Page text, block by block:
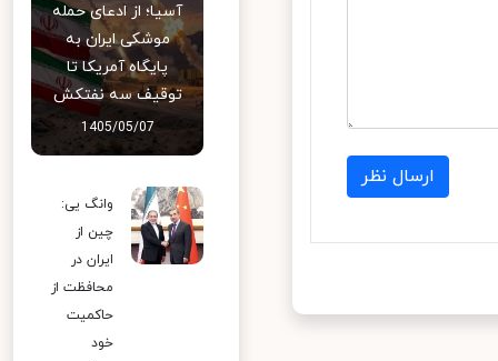
ارسال نظر
آسیا؛ از ادعای حمله
موشکی ایران به
پایگاه آمریکا تا
توقیف سه نفتکش
1405/05/07
وانگ یی:
چین از
ایران در
محافظت از
حاکمیت
خود